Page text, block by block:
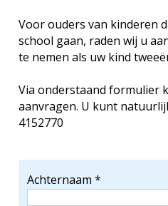
Voor ouders van kinderen
school gaan, raden wij u
te nemen als uw kind
Via onderstaand formulier
aanvragen. U kunt
4152770
Achternaam *